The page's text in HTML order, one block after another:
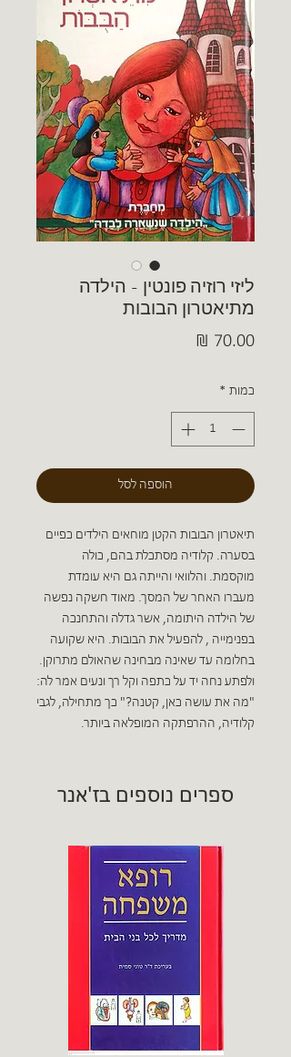
ליזי רוזיה פונטין - הילדה
מתיאטרון הבובות
כמות *
הוספה לסל
תיאטרון הבובות הקטן מוחאים הילדים כפיים
בסערה. קלודיה מסתכלת בהם, כולה
מוקסמת. והלוואי והייתה גם היא עומדת
מעברו האחר של המסך. מאוד חשקה נפשה
של הילדה היתומה, אשר גדלה והתחנכה
בפנימייה , להפעיל את הבובות. היא שקועה
בחלומה עד שאינה מבחינה שהאולם מתרוקן.
ולפתע נחה יד על כתפה וקל רך ונעים אמר לה:
"מה את עושה כאן, קטנה?" כך מתחילה, לגבי
קלודיה, ההרפתקה המופלאה ביותר.
ספרים נוספים בז'אנר